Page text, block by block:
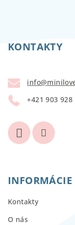
KONTAKTY
info@
+421 903 928
INFORMÁCIE
Kontakty
O nás